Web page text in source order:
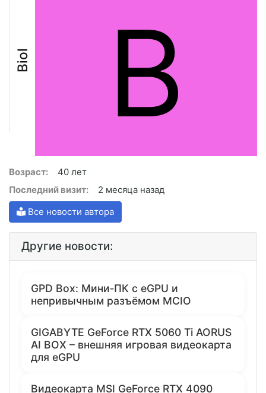
Biol B
Возраст:
40 лет
Последний визит:
2 месяца назад
Все новости автора
Другие новости:
GPD Box: Мини‑ПК с eGPU и
непривычным разъёмом MCIO
GIGABYTE GeForce RTX 5060 Ti AORUS
AI BOX – внешняя игровая видеокарта
для eGPU
Видеокарта MSI GeForce RTX 4090